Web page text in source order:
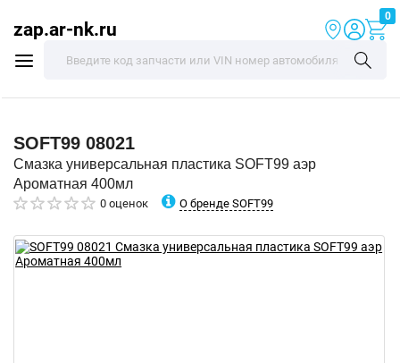
zap.ar-nk.ru
0
SOFT99 08021
Смазка универсальная пластика SOFT99 аэр
Ароматная 400мл
0 оценок О бренде SOFT99